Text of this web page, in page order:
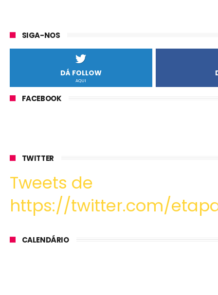
SIGA-NOS
DÁ FOLLOW
AQUI
FACEBOOK
TWITTER
Tweets de
https://twitter.com/
CALENDÁRIO